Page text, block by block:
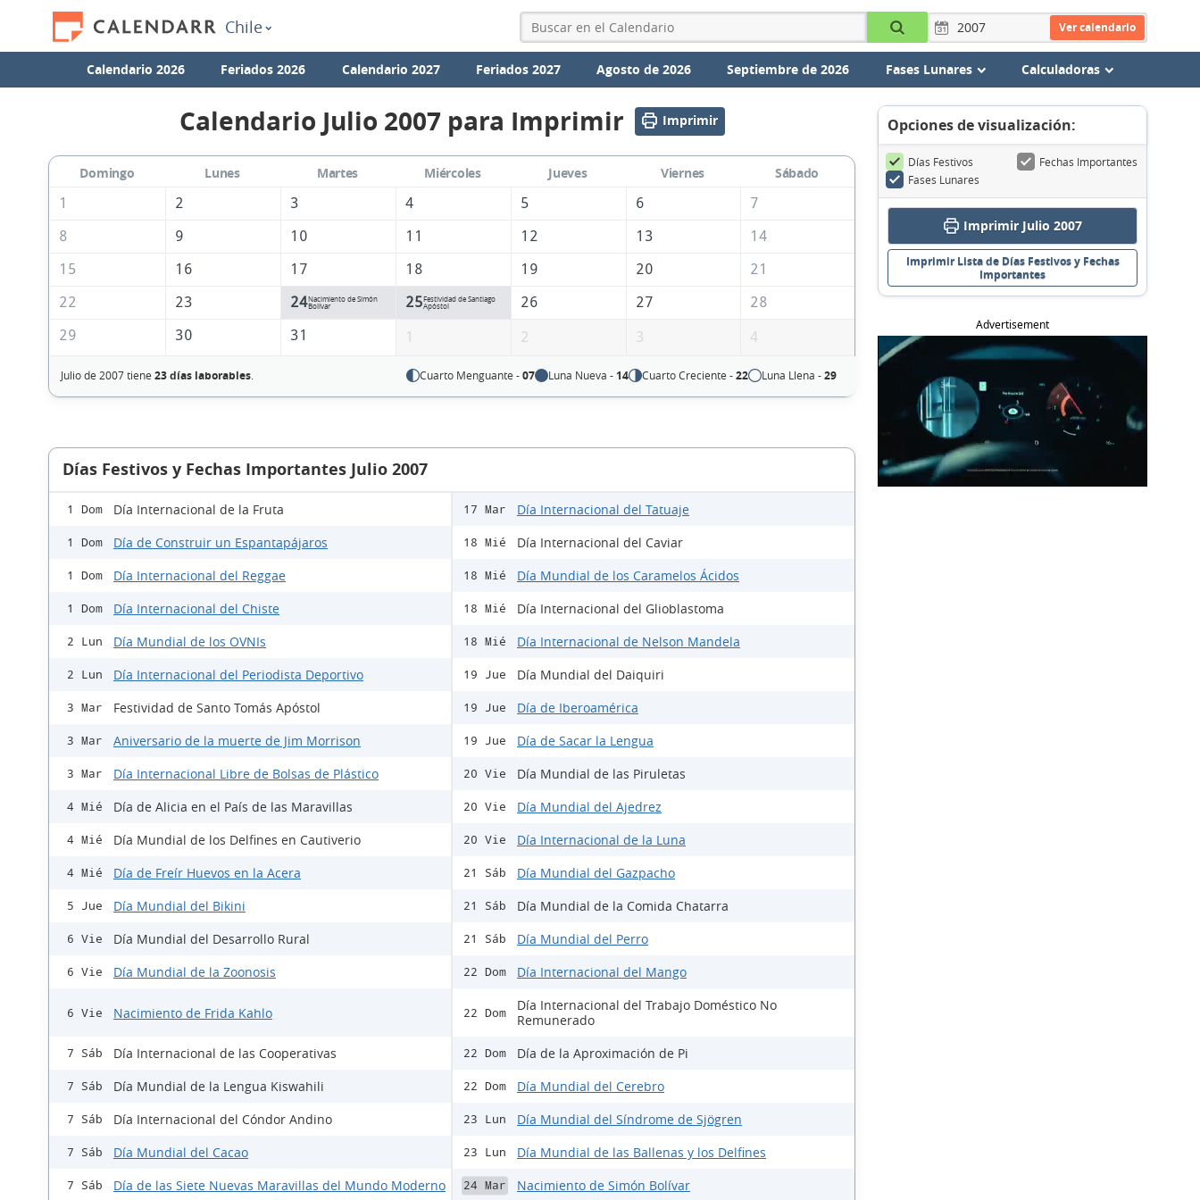
Chile Ver calendario
Calendario 2026 Feriados 2026 Calendario 2027 Feriados 2027 Agosto de 2026 Septiembre de 2026 Fases Lunares Calculadoras
Calendario Julio 2007 para Imprimir Imprimir
Domingo Lunes Martes Miércoles Jueves Viernes
Sábado
1
2 3 4 5 6
7
8
9 10 11 12 13
14
15
16 17 18 19 20
21
22
23 24Nacimiento de Simón
Bolívar
25Festividad de Santiago
Apóstol
26 27
28
29
30 31 1 2 3 4
Julio de 2007 tiene 23 días laborables. Cuarto Menguante -07 Luna Nueva - 14 Cuarto Creciente -22 Luna Llena -29
Días Festivos y Fechas Importantes Julio 2007
1 Dom Día Internacional de la Fruta
1 Dom Día de Construir un Espantapájaros
1 Dom Día Internacional del Reggae
1 Dom Día Internacional del Chiste
2 Lun Día Mundial de los OVNIs
2 Lun Día Internacional del Periodista Deportivo
3 Mar Festividad de Santo Tomás Apóstol
3 Mar Aniversario de la muerte de Jim Morrison
3 Mar Día Internacional Libre de Bolsas de Plástico
4 Mié Día de Alicia en el País de las Maravillas
4 Mié Día Mundial de los Delfines en Cautiverio
4 Mié Día de Freír Huevos en la Acera
5 Jue Día Mundial del Bikini
6 Vie Día Mundial del Desarrollo Rural
6 Vie Día Mundial de la Zoonosis
6 Vie Nacimiento de Frida Kahlo
7 Sáb Día Internacional de las Cooperativas
7 Sáb Día Mundial de la Lengua Kiswahili
7 Sáb Día Internacional del Cóndor Andino
7 Sáb Día Mundial del Cacao
7 Sáb Día de las Siete Nuevas Maravillas del Mundo Moderno
17 Mar Día Internacional del Tatuaje
18 Mié Día Internacional del Caviar
18 Mié Día Mundial de los Caramelos Ácidos
18 Mié Día Internacional del Glioblastoma
18 Mié Día Internacional de Nelson Mandela
19 Jue Día Mundial del Daiquiri
19 Jue Día de Iberoamérica
19 Jue Día de Sacar la Lengua
20 Vie Día Mundial de las Piruletas
20 Vie Día Mundial del Ajedrez
20 Vie Día Internacional de la Luna
21 Sáb Día Mundial del Gazpacho
21 Sáb Día Mundial de la Comida Chatarra
21 Sáb Día Mundial del Perro
22 Dom Día Internacional del Mango
22 Dom
Día Internacional del Trabajo Doméstico No
Remunerado
22 Dom Día de la Aproximación de Pi
22 Dom Día Mundial del Cerebro
23 Lun Día Mundial del Síndrome de Sjögren
23 Lun Día Mundial de las Ballenas y los Delfines
24 Mar Nacimiento de Simón Bolívar
Opciones de visualización:
Días Festivos
Fechas Importantes
Fases Lunares
Imprimir Julio 2007
Imprimir Lista de Días Festivos y Fechas
Importantes
Advertisement